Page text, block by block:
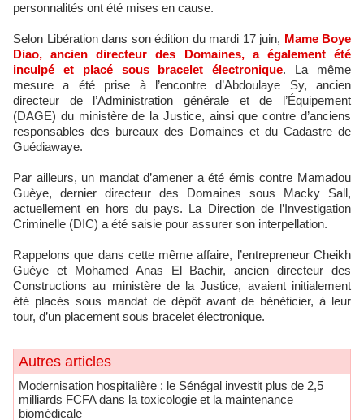
personnalités ont été mises en cause.
Selon Libération dans son édition du mardi 17 juin, Mame Boye
Diao, ancien directeur des Domaines, a également été
inculpé et placé sous bracelet électronique. La même
mesure a été prise à l’encontre d’Abdoulaye Sy, ancien
directeur de l’Administration générale et de l’Équipement
(DAGE) du ministère de la Justice, ainsi que contre d’anciens
responsables des bureaux des Domaines et du Cadastre de
Guédiawaye.
Par ailleurs, un mandat d’amener a été émis contre Mamadou
Guèye, dernier directeur des Domaines sous Macky Sall,
actuellement en hors du pays. La Direction de l’Investigation
Criminelle (DIC) a été saisie pour assurer son interpellation.
Rappelons que dans cette même affaire, l’entrepreneur Cheikh
Guèye et Mohamed Anas El Bachir, ancien directeur des
Constructions au ministère de la Justice, avaient initialement
été placés sous mandat de dépôt avant de bénéficier, à leur
tour, d’un placement sous bracelet électronique.
Autres articles
Modernisation hospitalière : le Sénégal investit plus de 2,5
milliards FCFA dans la toxicologie et la maintenance
biomédicale